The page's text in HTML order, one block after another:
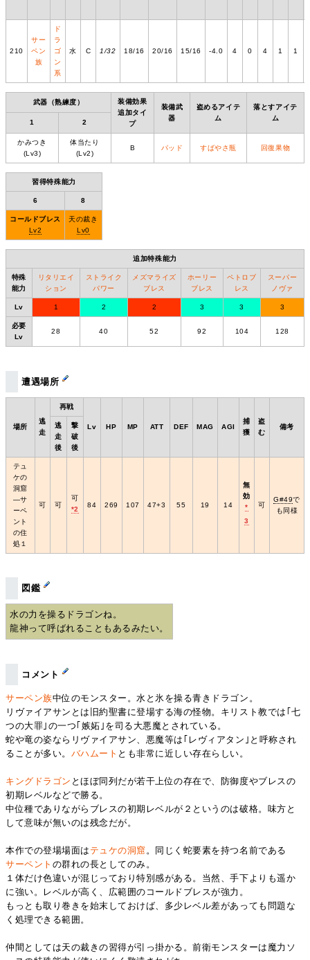
210
サー
ペン
族
ド
ラ
ゴ
ン
系
水 C 1/32 18/16 20/16 15/16 -4.0 4 0 4 1 1
武器（熟練度）
装備効果
追加タイ
プ
装備武
器
盗めるアイテ
ム
落とすアイテ
ム
1 2
かみつき
(Lv3)
体当たり
(Lv2)
B パッド すばやさ瓶 回復果物
習得特殊能力
6 8
コールドブレス
Lv2
天の裁き
Lv0
追加特殊能力
特殊
能力
リタリエイ
ション
ストライク
パワー
メズマライズ
ブレス
ホーリー
ブレス
ペトロブ
レス
スーパー
ノヴァ
Lv 1 2 2 3 3 3
必要
Lv
28 40 52 92 104 128
遭遇場所
場所
逃
走
再戦
Lv HP MP ATT DEF MAG AGI
捕
獲
盗
む
備考
逃
走
後
撃
破
後
テュ
ケの
洞窟
―サ
ーペ
ント
の住
処１
可 可
可
*2
84 269 107 47+3 55 19 14
無
効
*
3
可
G#49で
も同様
図鑑
水の力を操るドラゴンね。
龍神って呼ばれることもあるみたい。
コメント
サーペン族中位のモンスター。水と氷を操る青きドラゴン。
リヴァイアサンとは旧約聖書に登場する海の怪物。キリスト教では｢七
つの大罪｣の一つ｢嫉妬｣を司る大悪魔とされている。
蛇や竜の姿ならリヴァイアサン、悪魔等は｢レヴィアタン｣と呼称され
ることが多い。 バハムート とも非常に近しい存在らしい。
キングドラゴン とほぼ同列だが若干上位の存在で、防御度やブレスの
初期レベルなどで勝る。
中位種でありながらブレスの初期レベルが２というのは破格。味方と
して意味が無いのは残念だが。
本作での登場場面は テュケの洞窟 。同じく蛇要素を持つ名前である
サーペント の群れの長としてのみ。
１体だけ色違いが混じっており特別感がある。当然、手下よりも遥か
に強い。レベルが高く、広範囲のコールドブレスが強力。
もっとも取り巻きを始末しておけば、多少レベル差があっても問題な
く処理できる範囲。
仲間としては天の裁きの習得が引っ掛かる。前衛モンスターは魔力ソ